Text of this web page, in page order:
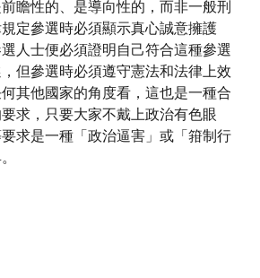
瞻性的、是導向性的，而非一般刑
定參選時必須顯示真心誠意擁護
選人士便必須證明自己符合這種參選
但參選時必須遵守憲法和法律上效
其他國家的角度看，這也是一種合
求，只要大家不戴上政治有色眼
求是一種「政治逼害」或「箝制行